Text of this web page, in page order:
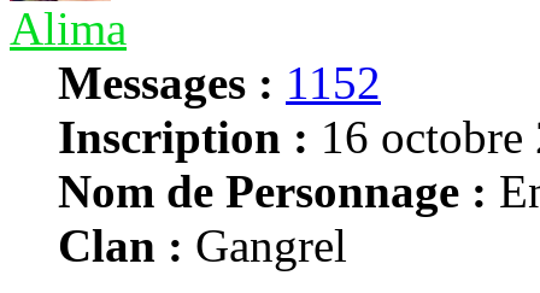
Alima
Messages : 1152
Inscription : 16
Nom de Personnage :
Clan : Gangrel